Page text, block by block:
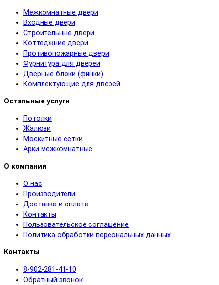
Межкомнатные двери
Входные двери
Строительные двери
Коттеджние двери
Противопожарные двери
Фурнитура для дверей
Дверные блоки (финки)
Комплектующие для дверей
Остальные услуги
Потолки
Жалюзи
Москитные сетки
Арки межкомнатные
О компании
О нас
Производители
Доставка и оплата
Контакты
Пользовательское соглашение
Политика обработки персональных данных
Контакты
8-902-281-41-10
Обратный звонок